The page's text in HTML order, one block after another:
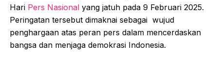
Hari Pers Nasional yang jatuh pada 9 Februari 2025.
Peringatan tersebut dimaknai sebagai wujud
penghargaan atas peran pers dalam mencerdaskan
bangsa dan menjaga demokrasi Indonesia.